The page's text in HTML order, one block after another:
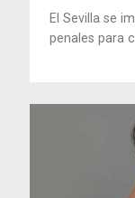
El Sevilla se
penales para